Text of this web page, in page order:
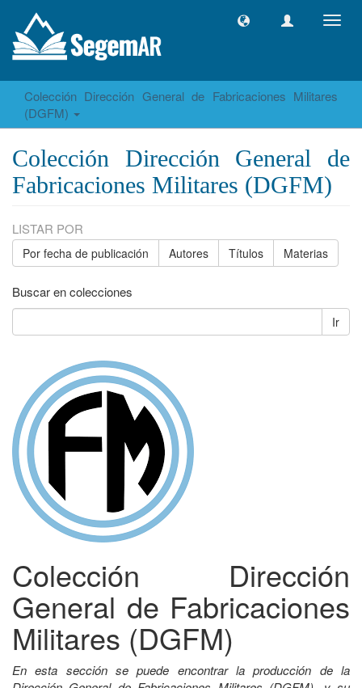
Colección Dirección General de Fabricaciones Militares
(DGFM)
Colección Dirección General de
Fabricaciones Militares (DGFM)
LISTAR POR
Por fecha de publicación Autores Títulos Materias
Buscar en colecciones
Ir
Colección Dirección
General de Fabricaciones
Militares (DGFM)
En esta sección se puede encontrar la producción de la